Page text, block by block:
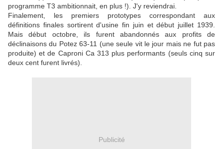
programme T3 ambitionnait, en plus !). J'y reviendrai.
Finalement, les premiers prototypes correspondant aux
définitions finales sortirent d'usine fin juin et début juillet 1939.
Mais début octobre, ils furent abandonnés aux profits de
déclinaisons du Potez 63-11 (une seule vit le jour mais ne fut pas
produite) et de Caproni Ca 313 plus performants (seuls cinq sur
deux cent furent livrés).
Publicité